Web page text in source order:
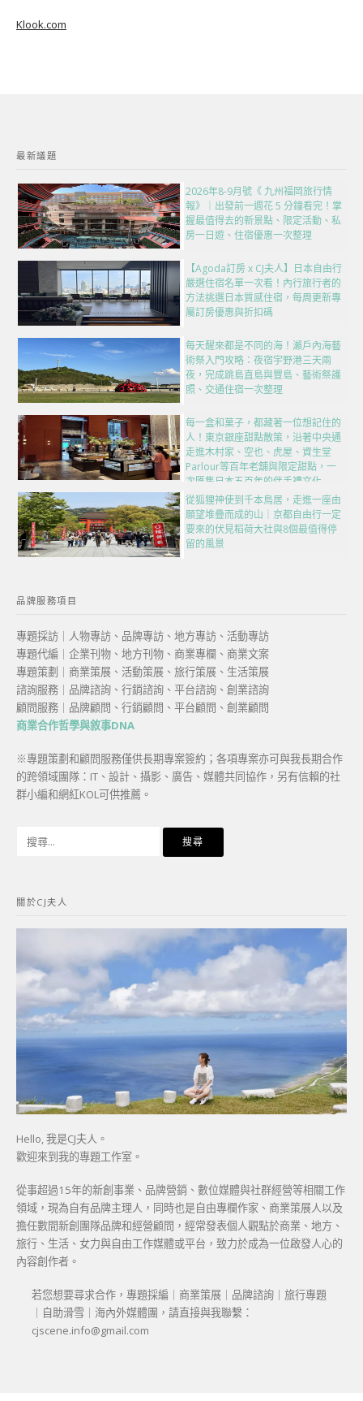
Klook.com
最新議題
2026年8-9月號《 九州福岡旅行情
報》｜出發前一週花 5 分鐘看完！掌
握最值得去的新景點、限定活動、私
房一日遊、住宿優惠一次整理
【Agoda訂房 x CJ夫人】日本自由行
嚴選住宿名單一次看！內行旅行者的
方法挑選日本質感住宿，每周更新專
屬訂房優惠與折扣碼
每天醒來都是不同的海！瀨戶內海藝
術祭入門攻略：夜宿宇野港三天兩
夜，完成跳島直島與豐島、藝術祭護
照、交通住宿一次整理
每一盒和菓子，都藏著一位想記住的
人！東京銀座甜點散策，沿著中央通
走進木村家、空也、虎屋、資生堂
Parlour等百年老舖與限定甜點，一
次匯集日本五百年的伴手禮文化
從狐狸神使到千本鳥居，走進一座由
願望堆疊而成的山｜京都自由行一定
要來的伏見稻荷大社與8個最值得停
留的風景
品牌服務項目
專題採訪｜人物專訪、品牌專訪、地方專訪、活動專訪
專題代編｜企業刊物、地方刊物、商業專欄、商業文案
專題策劃｜商業策展、活動策展、旅行策展、生活策展
諮詢服務｜品牌諮詢、行銷諮詢、平台諮詢、創業諮詢
顧問服務｜品牌顧問、行銷顧問、平台顧問、創業顧問
商業合作哲學與敘事DNA
※專題策劃和顧問服務僅供長期專案簽約；各項專案亦可與我長期合作
的跨領域團隊：IT、設計、攝影、廣告、媒體共同協作，另有信賴的社
群小編和網紅KOL可供推薦。
字:
關於CJ夫人
Hello, 我是CJ夫人。
歡迎來到我的專題工作室。
從事超過15年的新創事業、品牌營銷、數位媒體與社群經營等相關工作
領域，現為自有品牌主理人，同時也是自由專欄作家、商業策展人以及
擔任數間新創團隊品牌和經營顧問，經常發表個人觀點於商業、地方、
旅行、生活、女力與自由工作媒體或平台，致力於成為一位啟發人心的
內容創作者。
若您想要尋求合作，專題採編｜商業策展｜品牌諮詢｜旅行專題
｜自助滑雪｜海內外媒體團，請直接與我聯繫：
cjscene.info@gmail.com